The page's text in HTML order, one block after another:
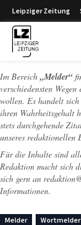
Leipziger Zeitung
Im Bereich „Melder“
verschiedensten
wollen. Es handelt
ihren Wahrheitsgehalt
stets durchgehende
unseres redaktionellen
Für die Inhalte sind
Redaktion macht sich
sich gern an
Informationen.
Melder Wortmelder